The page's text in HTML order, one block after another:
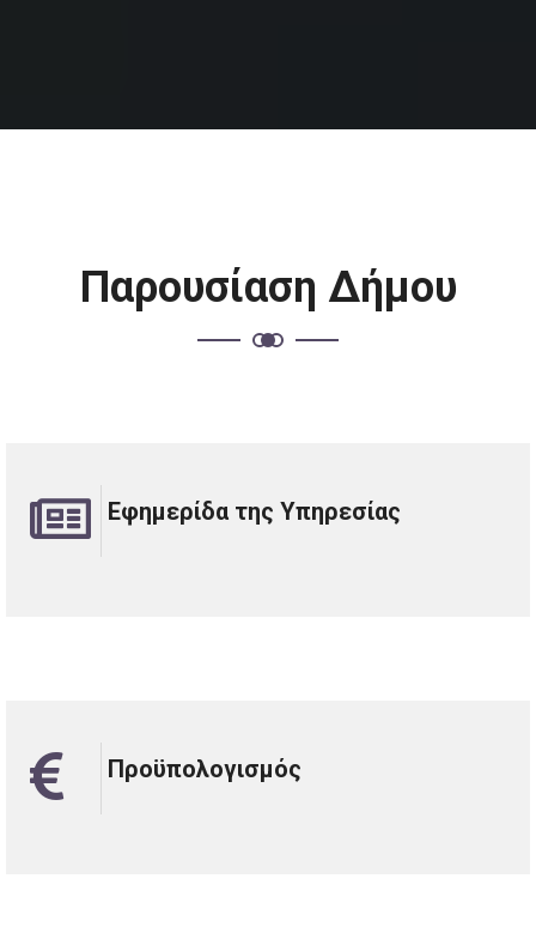
Παρουσίαση Δήμου
Εφημερίδα της Υπηρεσίας
Προϋπολογισμός